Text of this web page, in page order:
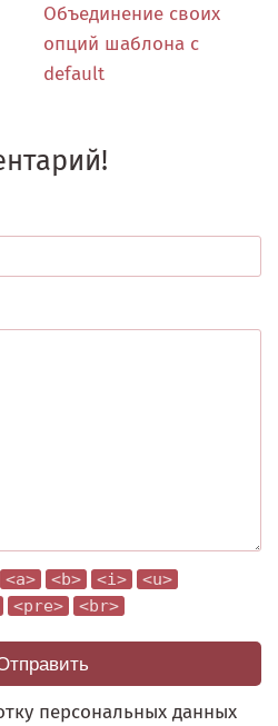
Объединение своих
опций шаблона с
default
<a> <b> <i>
<u>
<pre> <br>
персональных данных